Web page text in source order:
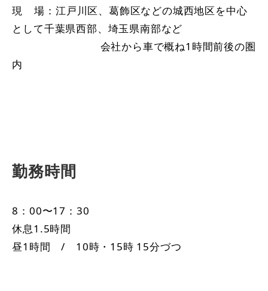
現 場：江戸川区、葛飾区などの城西地区を中心
として千葉県西部、埼玉県南部など
会社から車で概ね1時間前後の圏
内
勤務時間
8：00〜17：30
休息1.5時間
昼1時間 / 10時・15時 15分づつ